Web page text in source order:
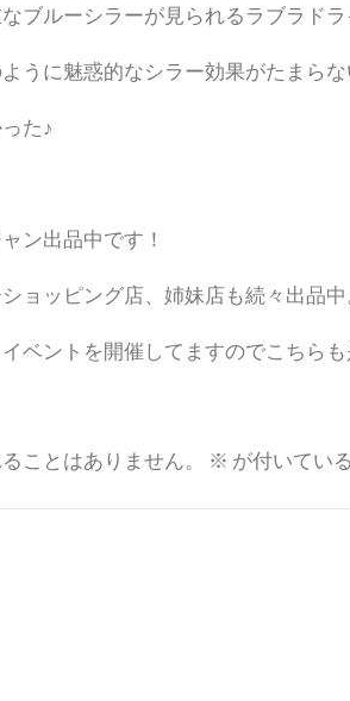
ブルーシラーが見られるラブラド
うに魅惑的なシラー効果がたまらな
た♪
ン出品中です！
ョッピング店、姉妹店も続々出品中
ベントを開催してますのでこちら
ことはありません。 ※ が付いてい